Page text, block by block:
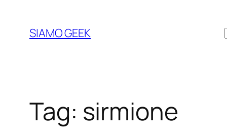
contenuto
SIAMO GEEK
Tag: sirmione